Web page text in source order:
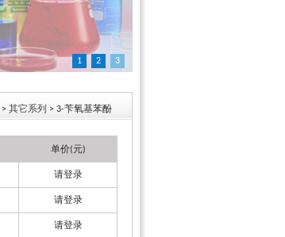
1 2 3
> 其它系列 > 3-苄氧基苯酚
单价(元)
请登录
请登录
请登录